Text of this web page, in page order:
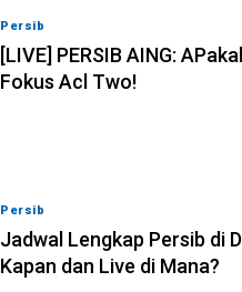
Persib
[LIVE] PERSIB AING:
Fokus Acl Two!
Persib
Jadwal Lengkap Persib di
Kapan dan Live di Mana?